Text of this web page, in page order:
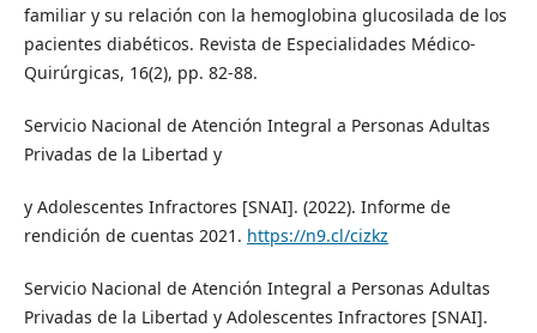
familiar y su relación con la hemoglobina glucosilada de los
pacientes diabéticos. Revista de Especialidades Médico-
Quirúrgicas, 16(2), pp. 82-88.
Servicio Nacional de Atención Integral a Personas Adultas
Privadas de la Libertad y
y Adolescentes Infractores [SNAI]. (2022). Informe de
rendición de cuentas 2021. https://n9.cl/cizkz
Servicio Nacional de Atención Integral a Personas Adultas
Privadas de la Libertad y Adolescentes Infractores [SNAI].